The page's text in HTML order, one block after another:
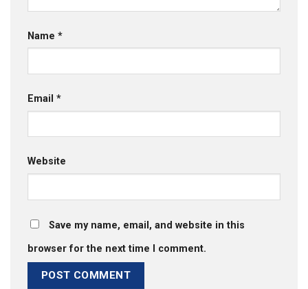
Name *
Email *
Website
Save my name, email, and website in this
browser for the next time I comment.